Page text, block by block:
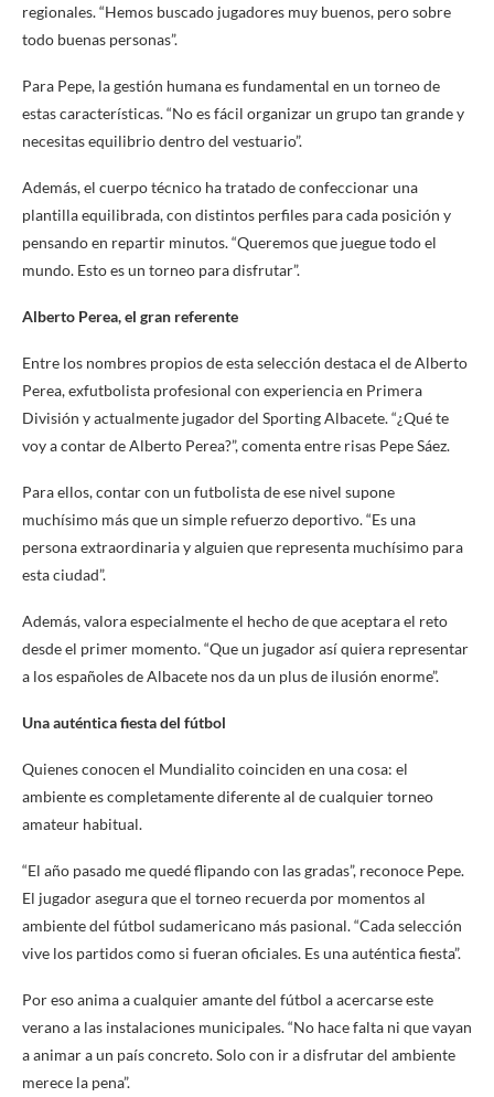
regionales. “Hemos buscado jugadores muy buenos, pero sobre
todo buenas personas”.
Para Pepe, la gestión humana es fundamental en un torneo de
estas características. “No es fácil organizar un grupo tan grande y
necesitas equilibrio dentro del vestuario”.
Además, el cuerpo técnico ha tratado de confeccionar una
plantilla equilibrada, con distintos perfiles para cada posición y
pensando en repartir minutos. “Queremos que juegue todo el
mundo. Esto es un torneo para disfrutar”.
Alberto Perea, el gran referente
Entre los nombres propios de esta selección destaca el de Alberto
Perea, exfutbolista profesional con experiencia en Primera
División y actualmente jugador del Sporting Albacete. “¿Qué te
voy a contar de Alberto Perea?”, comenta entre risas Pepe Sáez.
Para ellos, contar con un futbolista de ese nivel supone
muchísimo más que un simple refuerzo deportivo. “Es una
persona extraordinaria y alguien que representa muchísimo para
esta ciudad”.
Además, valora especialmente el hecho de que aceptara el reto
desde el primer momento. “Que un jugador así quiera representar
a los españoles de Albacete nos da un plus de ilusión enorme”.
Una auténtica fiesta del fútbol
Quienes conocen el Mundialito coinciden en una cosa: el
ambiente es completamente diferente al de cualquier torneo
amateur habitual.
“El año pasado me quedé flipando con las gradas”, reconoce Pepe.
El jugador asegura que el torneo recuerda por momentos al
ambiente del fútbol sudamericano más pasional. “Cada selección
vive los partidos como si fueran oficiales. Es una auténtica fiesta”.
Por eso anima a cualquier amante del fútbol a acercarse este
verano a las instalaciones municipales. “No hace falta ni que vayan
a animar a un país concreto. Solo con ir a disfrutar del ambiente
merece la pena”.